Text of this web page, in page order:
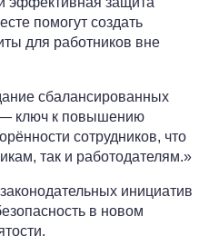
помогут создать
для работников вне
сбалансированных
— ключ к повышению
сотрудников, что
так и работодателям.»
инициатив
в новом